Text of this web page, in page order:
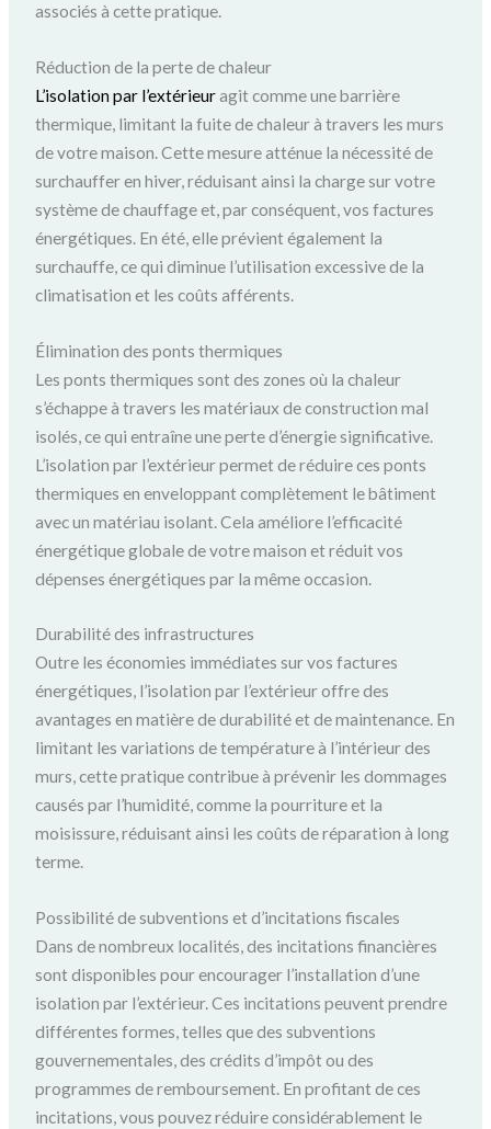
associés à cette pratique.
Réduction de la perte de chaleur
L’isolation par l’extérieuragit comme une barrière
thermique, limitant la fuite de chaleur à travers les murs
de votre maison. Cette mesure atténue la nécessité de
surchauffer en hiver, réduisant ainsi la charge sur votre
système de chauffage et, par conséquent, vos factures
énergétiques. En été, elle prévient également la
surchauffe, ce qui diminue l’utilisation excessive de la
climatisation et les coûts afférents.
Élimination des ponts thermiques
Les ponts thermiques sont des zones où la chaleur
s’échappe à travers les matériaux de construction mal
isolés, ce qui entraîne une perte d’énergie significative.
L’isolation par l’extérieur permet de réduire ces ponts
thermiques en enveloppant complètement le bâtiment
avec un matériau isolant. Cela améliore l’efficacité
énergétique globale de votre maison et réduit vos
dépenses énergétiques par la même occasion.
Durabilité des infrastructures
Outre les économies immédiates sur vos factures
énergétiques, l’isolation par l’extérieur offre des
avantages en matière de durabilité et de maintenance. En
limitant les variations de température à l’intérieur des
murs, cette pratique contribue à prévenir les dommages
causés par l’humidité, comme la pourriture et la
moisissure, réduisant ainsi les coûts de réparation à long
terme.
Possibilité de subventions et d’incitations fiscales
Dans de nombreux localités, des incitations financières
sont disponibles pour encourager l’installation d’une
isolation par l’extérieur. Ces incitations peuvent prendre
différentes formes, telles que des subventions
gouvernementales, des crédits d’impôt ou des
programmes de remboursement. En profitant de ces
incitations, vous pouvez réduire considérablement le